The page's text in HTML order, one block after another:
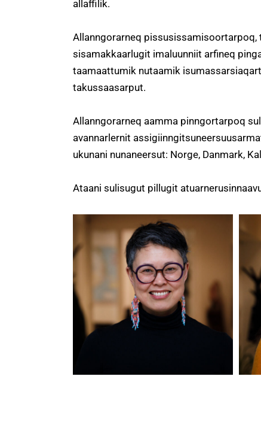
allaffilik.
Allanngorarneq pissusissamisoortarpoq,
sisamakkaarlugit imaluunniit arfineq
taamaattumik nutaamik
takussaasarput.
Allanngorarneq aamma pinngortarpoq
avannarlernit
ukunani nunaneersut: Norge, Danmark,
Ataani sulisugut pillugit